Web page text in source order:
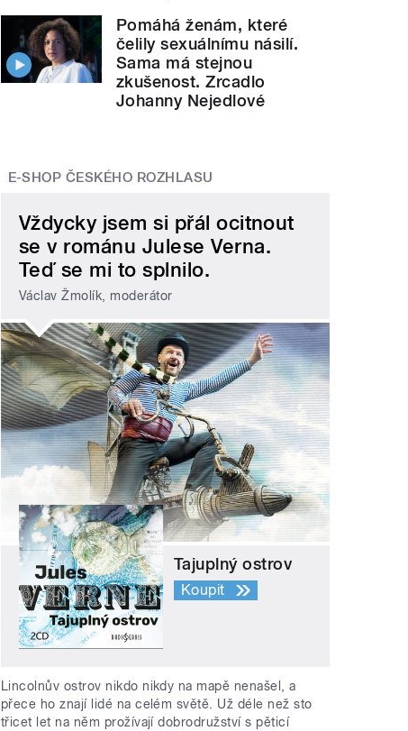
Pomáhá ženám, které
čelily sexuálnímu násilí.
Sama má stejnou
zkušenost. Zrcadlo
Johanny Nejedlové
E-SHOP ČESKÉHO ROZHLASU
Vždycky jsem si přál ocitnout
se v románu Julese Verna.
Teď se mi to splnilo.
Václav Žmolík, moderátor
Tajuplný ostrov
Koupit
Lincolnův ostrov nikdo nikdy na mapě nenašel, a
přece ho znají lidé na celém světě. Už déle než sto
třicet let na něm prožívají dobrodružství s pěticí